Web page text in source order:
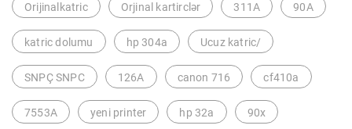
Orijinalkatric Orjinal kartirclər 311A 90A
katric dolumu hp 304a Ucuz katric/
SNPÇ SNPC 126A canon 716 cf410a
7553A yeni printer hp 32a 90x